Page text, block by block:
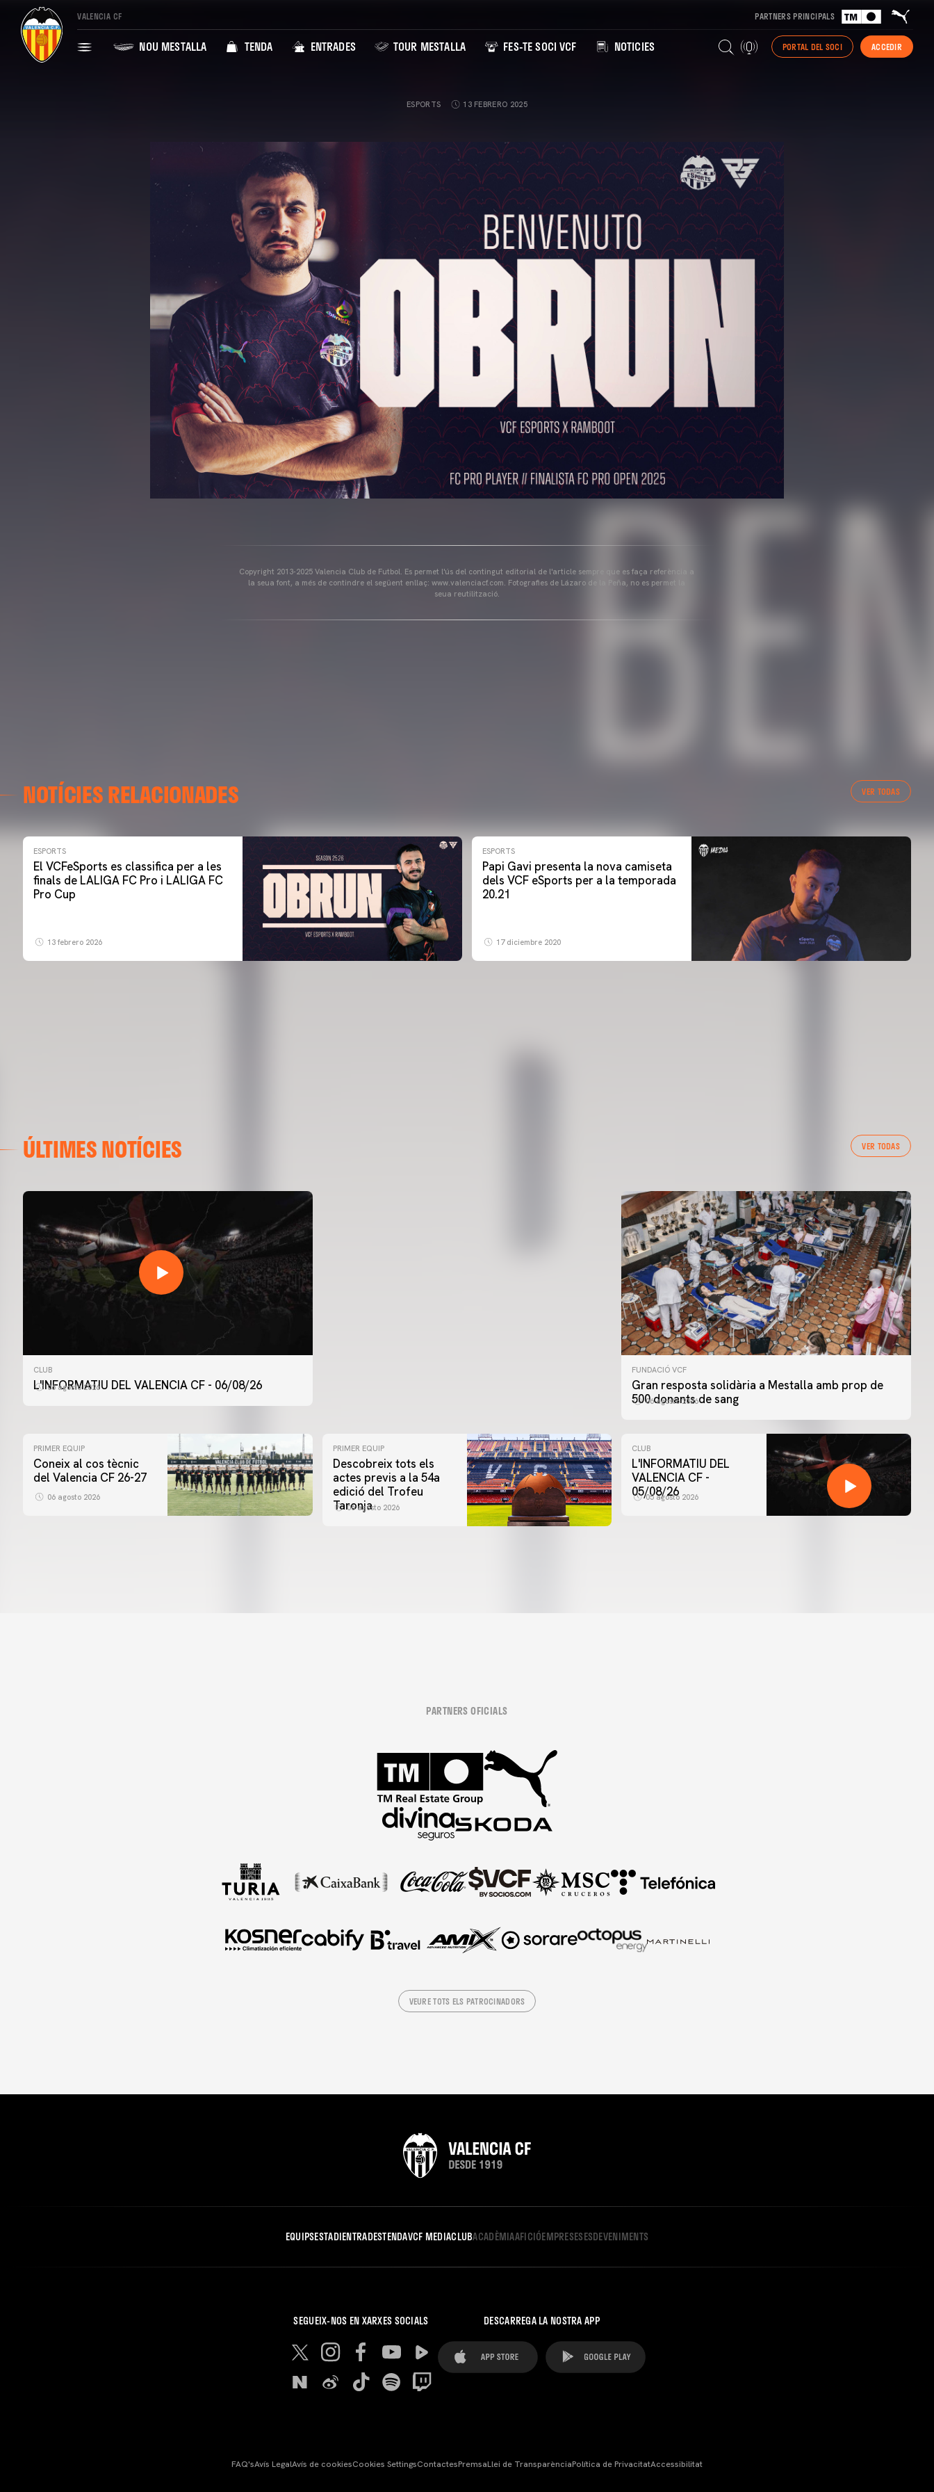
VALENCIA CF PARTNERS PRINCIPALS
NOU MESTALLA TENDA ENTRADES TOUR MESTALLA FES-TE SOCI VCF NOTICIES PORTAL DEL SOCI ACCEDIR
ESPORTS 13 FEBRERO 2025
Copyright 2013-2025 Valencia Club de Futbol. Es permet l'ús del contingut editorial de l'article sempre que es faça referència a
la seua font, a més de contindre el següent enllaç: www.valenciacf.com. Fotografies de Lázaro de la Peña, no es permet la
seua reutilització.
NOTÍCIES RELACIONADES VER TODAS
ESPORTS
El VCFeSports es classifica per a les
finals de LALIGA FC Pro i LALIGA FC
Pro Cup
13 febrero 2026
ESPORTS
Papi Gavi presenta la nova camiseta
dels VCF eSports per a la temporada
20.21
17 diciembre 2020
ÚLTIMES NOTÍCIES VER TODAS
CLUB
L'INFORMATIU DEL VALENCIA CF - 06/08/26
06 agosto 2026
FUNDACIÓ VCF
Gran resposta solidària a Mestalla amb prop de
500 donants de sang
06 agosto 2026
PRIMER EQUIP
Coneix al cos tècnic
del Valencia CF 26-27
06 agosto 2026
PRIMER EQUIP
Descobreix tots els
actes previs a la 54a
edició del Trofeu
Taronja
06 agosto 2026
CLUB
L'INFORMATIU DEL
VALENCIA CF -
05/08/26
05 agosto 2026
PARTNERS OFICIALS
VEURE TOTS ELS PATROCINADORS
EQUIPSESTADIENTRADESTENDAVCF MEDIACLUBACADÈMIAAFICIÓEMPRESESESDEVENIMENTS
SEGUEIX-NOS EN XARXES SOCIALS DESCARREGA LA NOSTRA APP
FAQ'sAvís LegalAvís de cookiesCookies SettingsContactesPremsaLlei de TransparènciaPolítica de PrivacitatAccessibilitat